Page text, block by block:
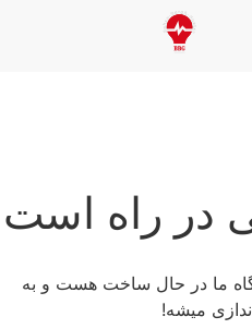
در راه است
ما در حال ساخت هست و به
میشه!